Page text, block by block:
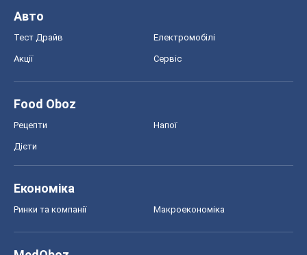
Авто
Тест Драйв Електромобілі
Акції Сервіс
Food Oboz
Рецепти Напої
Дієти
Економіка
Ринки та компанії Макроекономіка